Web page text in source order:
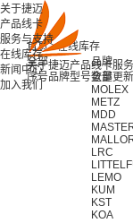
关于捷迈产品线卡服
关于捷迈
产品线卡
服务与支持
在线库存
新闻中心
加入我们
首页 >在线库存
全部
品牌
全部
MOLEX
METZ
MDD
LRC
LEMO
KUM
KST
KOA
序号品牌型号数量更